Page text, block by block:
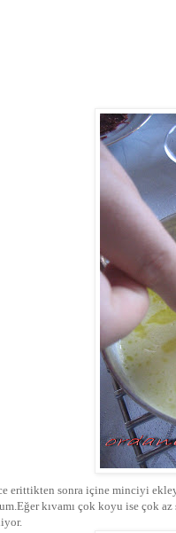
erittikten sonra içine minciyi
kıvamı çok koyu ise çok